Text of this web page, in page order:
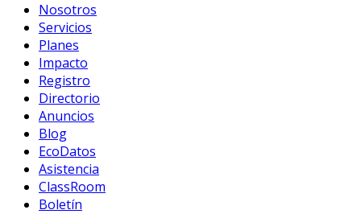
Nosotros
Servicios
Planes
Impacto
Registro
Directorio
Anuncios
Blog
EcoDatos
Asistencia
ClassRoom
Boletín